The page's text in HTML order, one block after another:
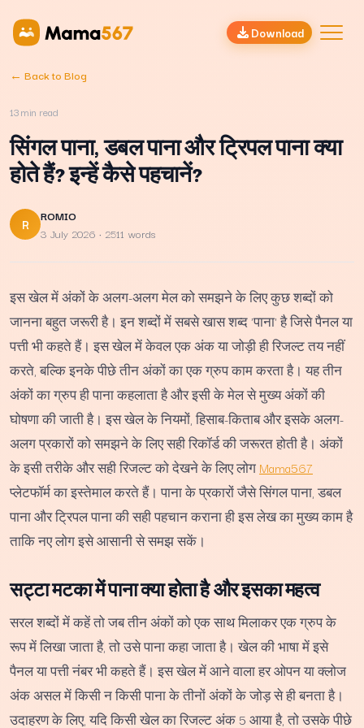
Download
← Back to Blog
13min read
सिंगल पाना, डबल पाना और ट्रिपल पाना क्या
होते हैं? इन्हें कैसे पहचानें?
R
ROMIO
3 July 2026 · 2511 words
इस खेल में अंकों के अलग-अलग मेल को समझने के लिए कुछ शब्दों को
जानना बहुत जरूरी है। इन शब्दों में सबसे खास शब्द 'पाना' है जिसे पैनल या
पत्ती भी कहते हैं। इस खेल में केवल एक अंक या जोड़ी ही रिजल्ट तय नहीं
करते, बल्कि इनके पीछे तीन अंकों का एक ग्रुप काम करता है। यह तीन
अंकों का ग्रुप ही पाना कहलाता है और इसी के मेल से मुख्य अंकों की
घोषणा की जाती है। इस खेल के नियमों, हिसाब-किताब और इसके अलग-
अलग प्रकारों को समझने के लिए सही रिकॉर्ड की जरूरत होती है। अंकों
के इसी तरीके और सही रिजल्ट को देखने के लिए लोग Mama567
प्लेटफॉर्म का इस्तेमाल करते हैं। पाना के प्रकारों जैसे सिंगल पाना, डबल
पाना और ट्रिपल पाना की सही पहचान कराना ही इस लेख का मुख्य काम है
ताकि नए लोग इसे आसानी से समझ सकें।
सट्टा मटका में पाना क्या होता है और इसका महत्व
सरल शब्दों में कहें तो जब तीन अंकों को एक साथ मिलाकर एक ग्रुप के
रूप में लिखा जाता है, तो उसे पाना कहा जाता है। खेल की भाषा में इसे
पैनल या पत्ती नंबर भी कहते हैं। इस खेल में आने वाला हर ओपन या क्लोज
अंक असल में किसी न किसी पाना के तीनों अंकों के जोड़ से ही बनता है।
उदाहरण के लिए, यदि किसी खेल का रिजल्ट अंक 5 आया है, तो उसके पीछे